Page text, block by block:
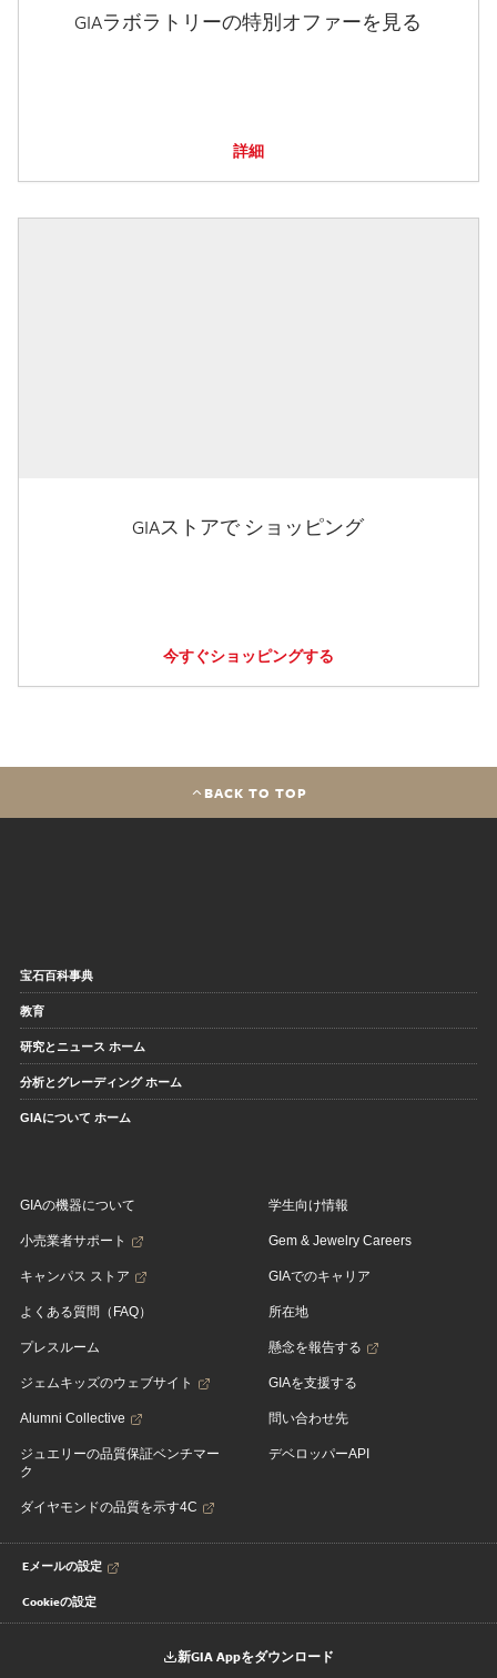
GIAラボラトリーの特別オファーを見る
詳細
GIAストアで ショッピング
今すぐショッピングする
BACK TO TOP
宝石百科事典
教育
研究とニュース ホーム
分析とグレーディング ホーム
GIAについて ホーム
GIAの機器について
小売業者サポート
キャンパス ストア
よくある質問（FAQ）
プレスルーム
ジェムキッズのウェブサイト
Alumni Collective
ジュエリーの品質保証ベンチマー
ク
ダイヤモンドの品質を示す4C
学生向け情報
Gem & Jewelry Careers
GIAでのキャリア
所在地
懸念を報告する
GIAを支援する
問い合わせ先
デベロッパーAPI
Eメールの設定
Cookieの設定
新GIA Appをダウンロード